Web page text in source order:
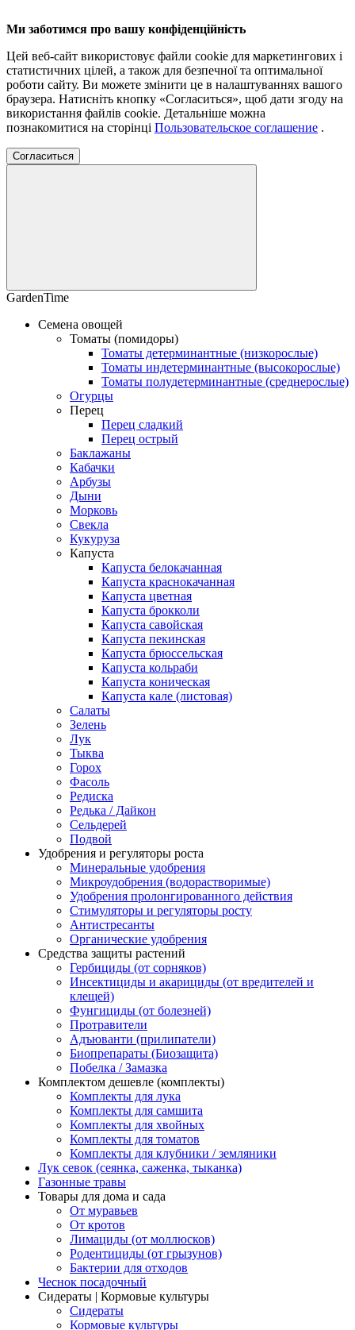
Ми заботимся про вашу конфіденційність
Цей веб-сайт використовує файли cookie для маркетингових і
статистичних цілей, а також для безпечної та оптимальної
роботи сайту. Ви можете змінити це в налаштуваннях вашого
браузера. Натисніть кнопку «Согласиться», щоб дати згоду на
використання файлів cookie. Детальніше можна
познакомитися на сторінці Пользовательское соглашение .
Согласиться
GardenTime
Семена овощей
Томаты (помидоры)
Томаты детерминантные (низкорослые)
Томаты индетерминантные (высокорослые)
Томаты полудетерминантные (среднерослые)
Огурцы
Перец
Перец сладкий
Перец острый
Баклажаны
Кабачки
Арбузы
Дыни
Морковь
Свекла
Кукуруза
Капуста
Капуста белокачанная
Капуста краснокачанная
Капуста цветная
Капуста брокколи
Капуста савойская
Капуста пекинская
Капуста брюссельская
Капуста кольраби
Капуста коническая
Капуста кале (листовая)
Салаты
Зелень
Лук
Тыква
Горох
Фасоль
Редиска
Редька / Дайкон
Сельдерей
Подвой
Удобрения и регуляторы роста
Минеральные удобрения
Микроудобрения (водорастворимые)
Удобрения пролонгированного действия
Стимуляторы и регуляторы росту
Антистресанты
Органические удобрения
Cредства защиты растений
Гербициды (от сорняков)
Инсектициды и акарициды (от вредителей и
клещей)
Фунгициды (от болезней)
Протравители
Адъюванти (прилипатели)
Биопрепараты (Биозащита)
Побелка / Замазка
Комплектом дешевле (комплекты)
Комплекты для лука
Комплекты для самшита
Комплекты для хвойных
Комплекты для томатов
Комплекты для клубники / земляники
Лук севок (сеянка, саженка, тыканка)
Газонные травы
Товары для дома и сада
От муравьев
От кротов
Лимациды (от моллюсков)
Родентициды (от грызунов)
Бактерии для отходов
Чеснок посадочный
Сидераты | Кормовые культуры
Сидераты
Кормовые культуры